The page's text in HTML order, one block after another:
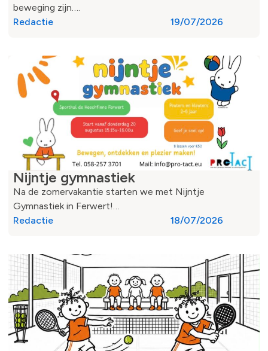
beweging zijn….
Redactie
19/07/2026
Nijntje gymnastiek
Na de zomervakantie starten we met Nijntje
Gymnastiek in Ferwert!…
Redactie
18/07/2026